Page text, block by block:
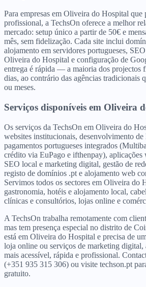
Para empresas em Oliveira do Hospital que
profissional, a TechsOn oferece a melhor
mercado: setup único a partir de 50€ e
mês, sem fidelização. Cada site inclui
alojamento em servidores portugueses,
Oliveira do Hospital e configuração de
entrega é rápida — a maioria dos projectos
dias, ao contrário das agências tradicionais
ou meses.
Serviços disponíveis em Oliveira
Os serviços da TechsOn em Oliveira do
websites institucionais, desenvolvimento
pagamentos portugueses integrados
crédito via EuPago e ifthenpay), aplicações
SEO local e marketing digital, gestão de
registo de domínios .pt e alojamento web
Servimos todos os sectores em Oliveira do
gastronomia, hotéis e alojamento local,
clínicas e consultórios, lojas online e
A TechsOn trabalha remotamente com
mas tem presença especial no distrito de
está em Oliveira do Hospital e precisa de
loja online ou serviços de marketing digital,
mais acessível, rápida e profissional.
(+351 935 315 306) ou visite techson.pt
gratuito.